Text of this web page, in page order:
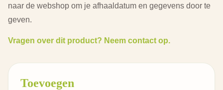
naar de webshop om je afhaaldatum en gegevens door te
geven.
Vragen over dit product? Neem contact op.
Toevoegen